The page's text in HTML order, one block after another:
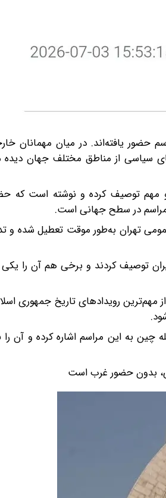
از بیش از ۱۰۰ کشور جهان در این مراسم حضور یافته‌اند. در میان
سیاسی از مناطق مختلف جهان
و مهم توصیف کرده و نوشته است که
مراسم در سطح جهانی است.
تهران به‌طور موقت تعطیل شده و
توصیف کردند و برخی هم آن را یکی
مهم‌ترین رویدادهای تاریخ جمهوری
هم به حضور مقامات و فرستادگان بیش از ۳۰ کشور از جمله چین به این مراسم
بدون حضور غرب است